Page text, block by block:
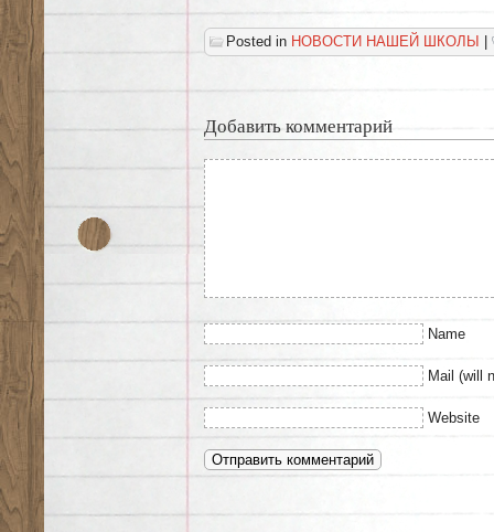
Posted in НОВОСТИ НАШЕЙ ШКОЛЫ |
Добавить комментарий
Name
Mail (will
Website